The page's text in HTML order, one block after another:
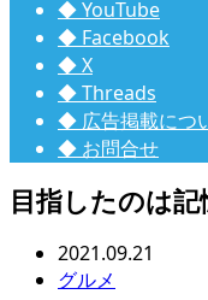
◆ YouTube
◆ Facebook
◆ X
◆ Threads
◆ 広告掲載につ
◆ お問合せ
目指したのは
2021.09.21
グルメ